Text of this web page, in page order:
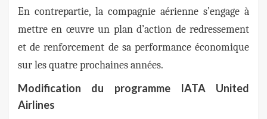
En contrepartie, la compagnie aérienne s’engage à
mettre en œuvre un plan d’action de redressement
et de renforcement de sa performance économique
sur les quatre prochaines années.
Modification du programme IATA United
Airlines